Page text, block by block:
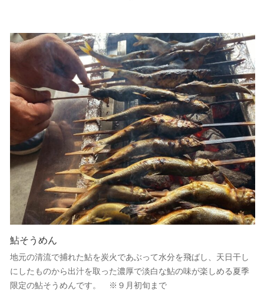
鮎そうめん
地元の清流で捕れた鮎を炭火であぶって水分を飛ばし、天日干し
にしたものから出汁を取った濃厚で淡白な鮎の味が楽しめる夏季
限定の鮎そうめんです。 ※９月初旬まで